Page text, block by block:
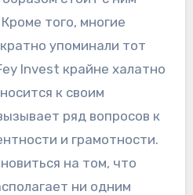
того, многие
упоминали тот
Invest крайне халатно
к своим
ряд вопросов к
и грамотности.
на том, что
ни одним